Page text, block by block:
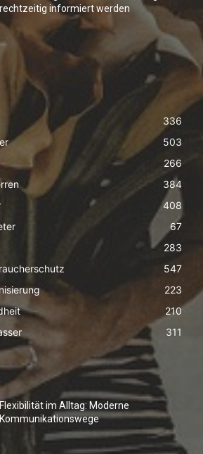
rechtzeitig informiert werden
336
503
266
384
408
67
283
547
223
210
311
Flexibilität im Alltag: Moderne
Kommunikationswege